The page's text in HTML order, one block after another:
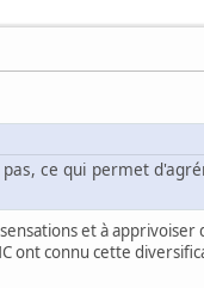
ce qui permet
et à apprivoiser
ont connu cette